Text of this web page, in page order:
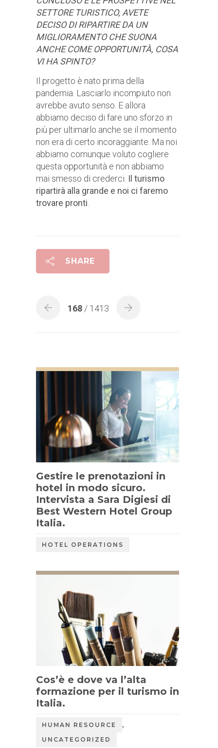
SETTORE TURISTICO, AVETE
DECISO DI RIPARTIRE DA UN
MIGLIORAMENTO CHE SUONA
ANCHE COME OPPORTUNITÀ, COSA
VI HA SPINTO?
Il progetto è nato prima della
pandemia. Lasciarlo incompiuto non
avrebbe avuto senso. E allora
abbiamo deciso di fare uno sforzo in
più per ultimarlo anche se il momento
non era di certo incoraggiante. Ma noi
abbiamo comunque voluto cogliere
questa opportunità e non abbiamo
mai smesso di crederci. Il turismo
ripartirà alla grande e noi ci faremo
trovare pronti
SHARE
168 / 1413
Gestire le prenotazioni in
hotel in modo sicuro.
Intervista a Sara Digiesi di
Best Western Hotel Group
Italia.
HOTEL OPERATIONS
Cos’è e dove va l’alta
formazione per il turismo in
Italia.
HUMAN RESOURCE ,
UNCATEGORIZED